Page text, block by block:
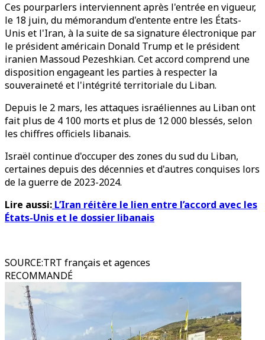
Ces pourparlers interviennent après l'entrée en vigueur,
le 18 juin, du mémorandum d'entente entre les États-
Unis et l'Iran, à la suite de sa signature électronique par
le président américain Donald Trump et le président
iranien Massoud Pezeshkian. Cet accord comprend une
disposition engageant les parties à respecter la
souveraineté et l'intégrité territoriale du Liban.
Depuis le 2 mars, les attaques israéliennes au Liban ont
fait plus de 4 100 morts et plus de 12 000 blessés, selon
les chiffres officiels libanais.
Israël continue d'occuper des zones du sud du Liban,
certaines depuis des décennies et d'autres conquises lors
de la guerre de 2023-2024.
Lire aussi: L’Iran réitère le lien entre l’accord avec les
États-Unis et le dossier libanais
SOURCE:TRT français et agences
RECOMMANDÉ